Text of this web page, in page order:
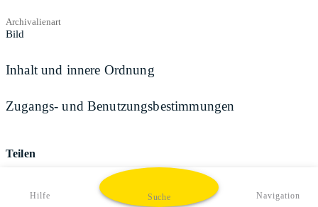
Archivalienart
Bild
Inhalt und innere Ordnung
Zugangs- und Benutzungsbestimmungen
Teilen
Hilfe Suche Navigation